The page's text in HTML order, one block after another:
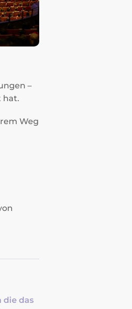
–
hat.
Weg
die das